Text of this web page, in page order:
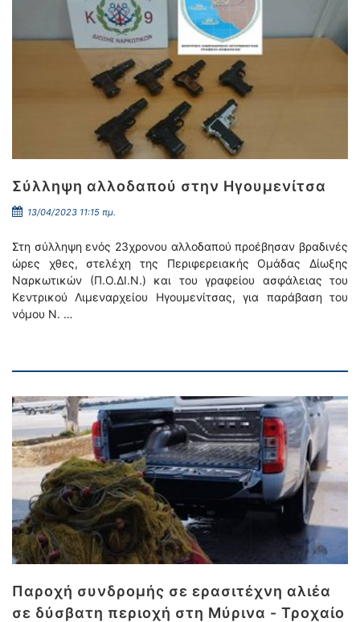
Σύλληψη αλλοδαπού στην Ηγουμενίτσα
13/04/2023 11:15 πμ.
Στη σύλληψη ενός 23χρονου αλλοδαπού προέβησαν βραδινές
ώρες χθες, στελέχη της Περιφερειακής Ομάδας Δίωξης
Ναρκωτικών (Π.Ο.ΔΙ.Ν.) και του γραφείου ασφάλειας του
Κεντρικού Λιμεναρχείου Ηγουμενίτσας, για παράβαση του
νόμου Ν. …
Παροχή συνδρομής σε ερασιτέχνη αλιέα
σε δύσβατη περιοχή στη Μύρινα - Τροχαίο